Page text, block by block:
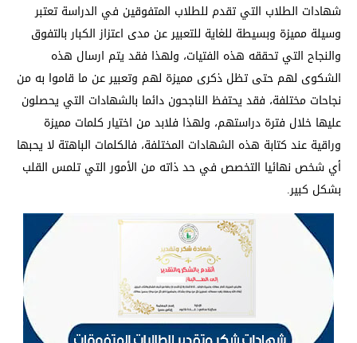
شهادات الطلاب التي تقدم للطلاب المتفوقين في الدراسة تعتبر
وسيلة مميزة وبسيطة للغاية للتعبير عن مدى اعتزاز الكبار بالتفوق
والنجاح التي تحققه هذه الفتيات، ولهذا فقد يتم ارسال هذه
الشكوى لهم حتى تظل ذكرى مميزة لهم وتعبير عن ما قاموا به من
نجاحات مختلفة، فقد يحتفظ الناجحون دائما بالشهادات التي يحصلون
عليها خلال فترة دراستهم، ولهذا فلابد من اختيار كلمات مميزة
وراقية عند كتابة هذه الشهادات المختلفة، فالكلمات الباهتة لا يحبها
أي شخص نهائيا التخصص في حد ذاته من الأمور التي تلمس القلب
بشكل كبير.